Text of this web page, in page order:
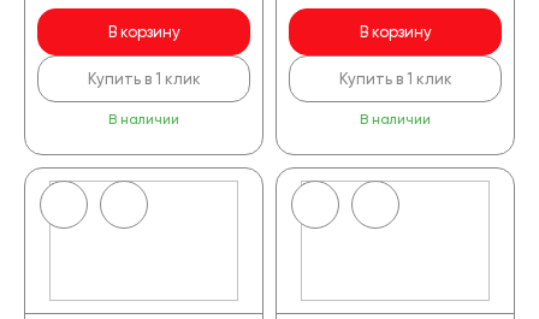
В корзину
Купить в 1 клик
В наличии
В корзину
Купить в 1 клик
В наличии